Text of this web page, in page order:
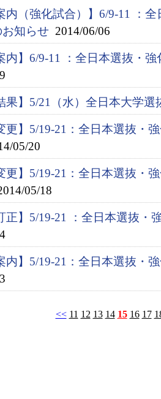
内（強化試合）】6/9-11 ：
お知らせ 2014/06/06
内】6/9-11 ：全日本選抜・
果】5/21（水）全日本大学
更】5/19-21：全日本選抜・
05/20
更】5/19-21：全日本選抜・
05/18
正】5/19-21 ：全日本選抜・
内】5/19-21：全日本選抜・
<< 11 12 13 14 15 16 17